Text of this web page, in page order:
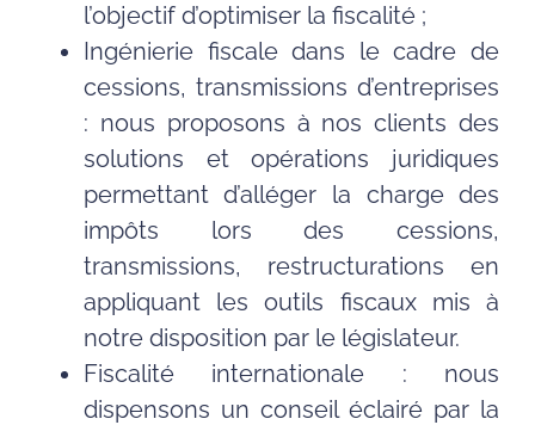
l’objectif d’optimiser la fiscalité ;
Ingénierie fiscale dans le cadre de
cessions, transmissions d’entreprises
: nous proposons à nos clients des
solutions et opérations juridiques
permettant d’alléger la charge des
impôts lors des cessions,
transmissions, restructurations en
appliquant les outils fiscaux mis à
notre disposition par le législateur.
Fiscalité internationale : nous
dispensons un conseil éclairé par la